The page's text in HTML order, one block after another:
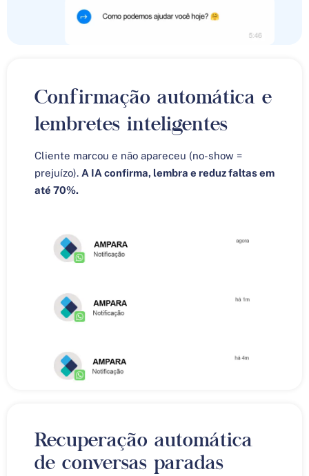
Confirmação automática e
lembretes inteligentes
Cliente marcou e não apareceu (no-show =
prejuízo). A IA confirma, lembra e reduz faltas em
até 70%.
Recuperação automática
de conversas paradas